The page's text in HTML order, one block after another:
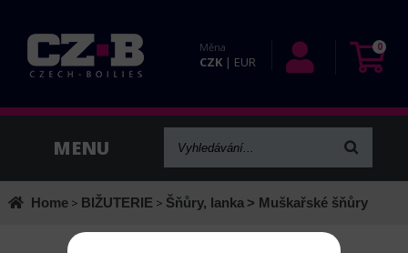
Měna
CZK | EUR
0
Home> BIŽUTERIE > Šňůry, lanka > Muškařské šňůry